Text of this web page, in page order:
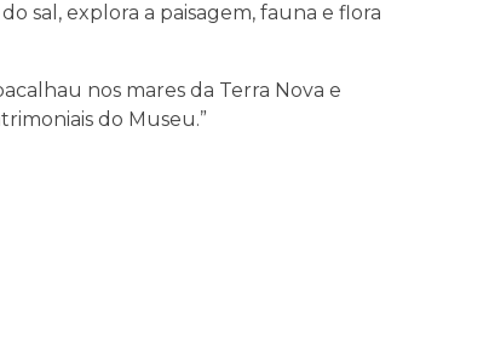
sal, explora a paisagem, fauna e flora
nos mares da Terra Nova e
do Museu.”